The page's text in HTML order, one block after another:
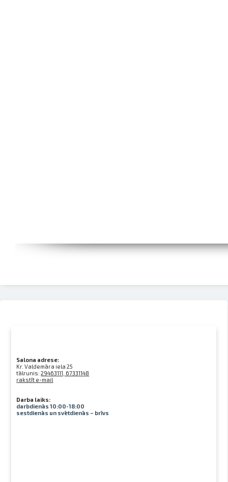
Salona adrese:
Kr. Valdemāra iela 25
tālrunis:29463111, 67331148
rakstīt e-mail
Darba laiks:
darbdienās 10:00-18:00
sestdienās un svētdienās – brīvs